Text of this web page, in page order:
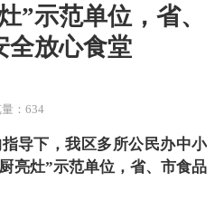
”示范单位，省、
全放心食堂
：634
导下，我区多所公民办中小
亮灶”示范单位， 省、市食品